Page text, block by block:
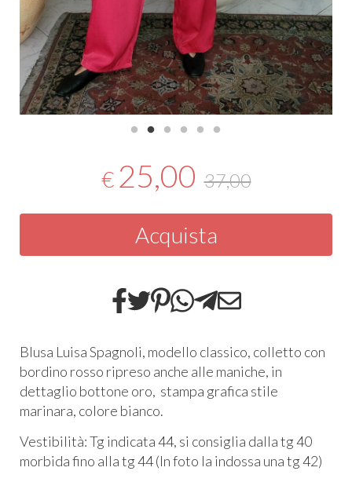
€ 25,00 37,00
Acquista
Blusa Luisa Spagnoli, modello classico, colletto con
bordino rosso ripreso anche alle maniche, in
dettaglio bottone oro, stampa grafica stile
marinara, colore bianco.
Vestibilità: Tg indicata 44, si consiglia dalla tg 40
morbida fino alla tg 44 (In foto la indossa una tg 42)